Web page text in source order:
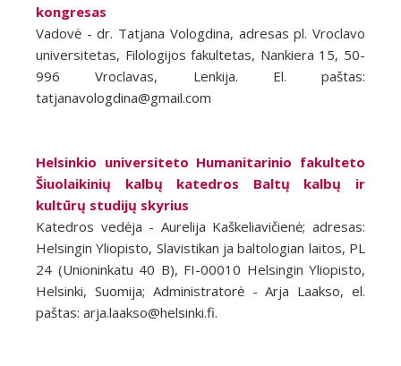
kongresas
Vadovė - dr. Tatjana Vologdina, adresas pl. Vroclavo
universitetas, Filologijos fakultetas, Nankiera 15, 50-
996 Vroclavas, Lenkija. El. paštas:
tatjanavologdina@gmail.com
Helsinkio universiteto Humanitarinio fakulteto
Šiuolaikinių kalbų katedros Baltų kalbų ir
kultūrų studijų skyrius
Katedros vedėja - Aurelija Kaškeliavičienė; adresas:
Helsingin Yliopisto, Slavistikan ja baltologian laitos, PL
24 (Unioninkatu 40 B), FI-00010 Helsingin Yliopisto,
Helsinki, Suomija; Administratorė - Arja Laakso, el.
paštas: arja.laakso@helsinki.fi.